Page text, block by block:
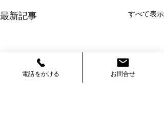
最新記事 すべて表示
電話をかける お問合せ